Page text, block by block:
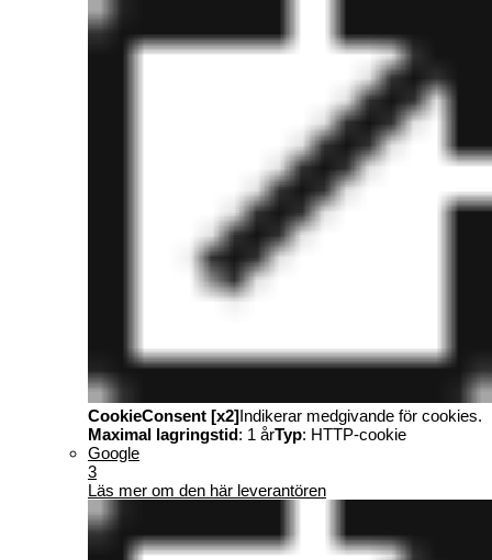
CookieConsent [x2]Indikerar medgivande för cookies.
Maximal lagringstid: 1 årTyp: HTTP-cookie
Google
3
Läs mer om den här leverantören